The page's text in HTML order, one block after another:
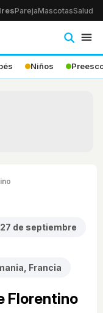
ParejaMascotasSalud
Niños
27 de septiembre
Francia
Florentino